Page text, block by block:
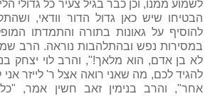
לשמוע ממנו, וכן כבר בגיל צעיר כל גדולי
הבטיחו שיש כאן גדול הדור וודאי,
להוסיף על גאונות בתורה והתמדתו
במסירות נפש ובהתלהבות נוראה. הרב
לא בן אדם, הוא מלאך!", והרב לוי יצחק
להגיד לכם, מה שאני רואה אצל ר' לייזר
אחר", והרב בנימין זאב חשין אמר,